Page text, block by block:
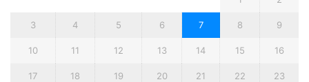
3 4 5 6 7 8 9
10 11 12 13 14 15 16
17 18 19 20 21 22 23